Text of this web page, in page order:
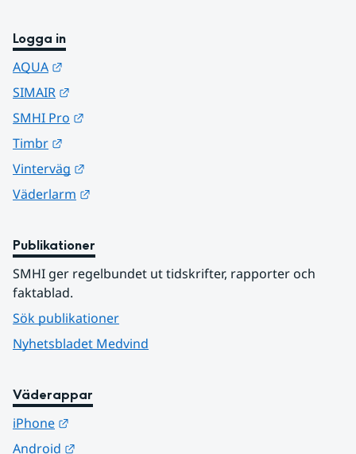
Logga in
AQUA
SIMAIR
SMHI Pro
Timbr
Vinterväg
Väderlarm
Publikationer
SMHI ger regelbundet ut tidskrifter, rapporter och
faktablad.
Sök publikationer
Nyhetsbladet Medvind
Väderappar
iPhone
Android